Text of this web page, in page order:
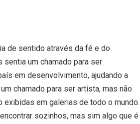
de sentido através da fé e do
sentia um chamado para ser
em desenvolvimento, ajudando a
chamado para ser artista, mas não
exibidas em galerias de todo o mundo.
sozinhos, mas sim algo que é